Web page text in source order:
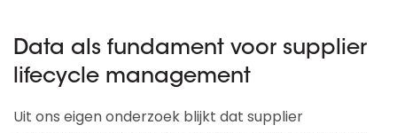
Data als fundament voor supplier
lifecycle management
Uit ons eigen onderzoek blijkt dat supplier